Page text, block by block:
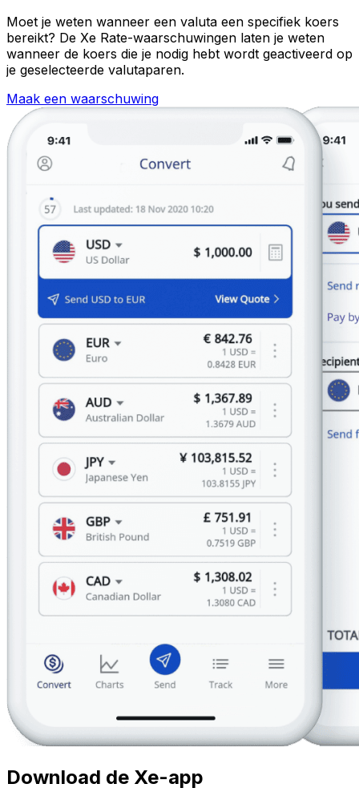
Moet je weten wanneer een valuta een specifiek koers
bereikt? De Xe Rate-waarschuwingen laten je weten
wanneer de koers die je nodig hebt wordt geactiveerd op
je geselecteerde valutaparen.
Maak een waarschuwing
Download de Xe-app